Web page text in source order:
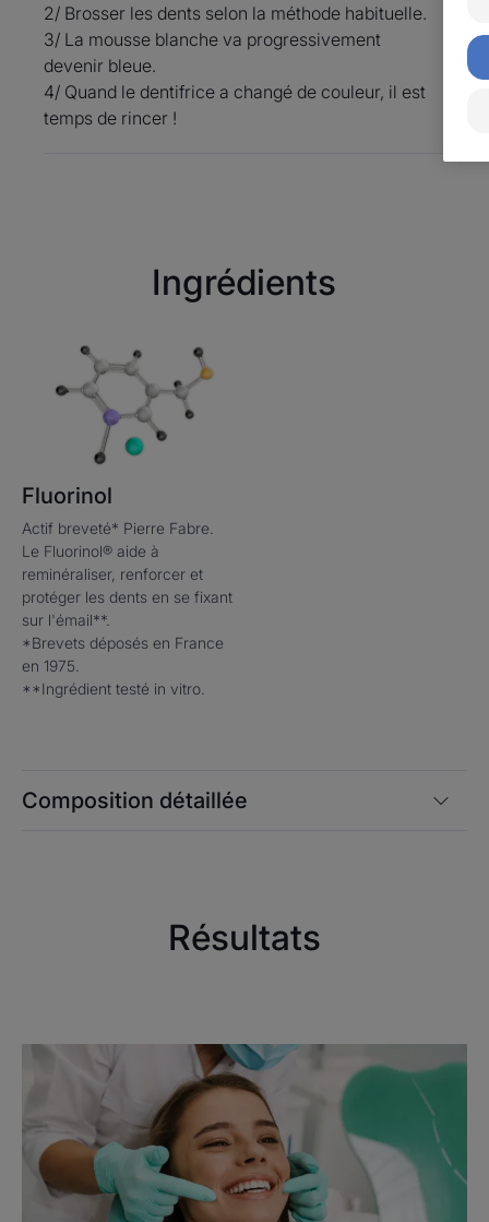
2/ Brosser les dents selon la méthode habituelle.
3/ La mousse blanche va progressivement
devenir bleue.
4/ Quand le dentifrice a changé de couleur, il est
temps de rincer !
Ingrédients
Composition détaillée
Fluorinol
Actif breveté* Pierre Fabre.
Le Fluorinol® aide à
reminéraliser, renforcer et
protéger les dents en se fixant
sur l'émail**.
*Brevets déposés en France
en 1975.
**Ingrédient testé in vitro.
Résultats